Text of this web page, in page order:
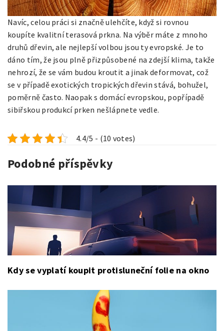
Navíc, celou práci si značně ulehčíte, když si rovnou
koupíte kvalitníterasová prkna. Na výběr máte z mnoho
druhů dřevin, ale nejlepší volbou jsou ty evropské. Je to
dáno tím, že jsou plně přizpůsobené na zdejší klima, takže
nehrozí, že se vám budou kroutit a jinak deformovat, což
se v případě exotických tropických dřevin stává, bohužel,
poměrně často. Naopak s domácí evropskou, popřípadě
sibiřskou produkcí prken nešlápnete vedle.
4.4/5 - (10 votes)
Podobné příspěvky
Kdy se vyplatí koupit protisluneční folie na okno